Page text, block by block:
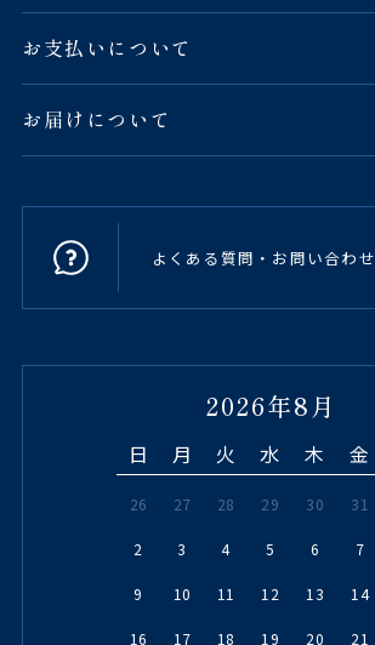
お支払いについて
お届けについて
よくある質問・お問い合わせ
2026年8月
日 月 火 水 木 金
26 27 28 29 30 31
2 3 4 5 6 7
9 10 11 12 13 14
16 17 18 19 20 21